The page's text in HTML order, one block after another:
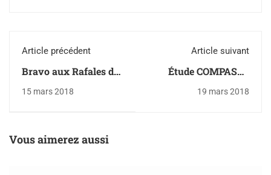
Article précédent
Bravo aux Rafales de
Cheerleading!
15 mars 2018
Article suivant
Étude COMPASS -
consentement
19 mars 2018
Vous aimerez aussi